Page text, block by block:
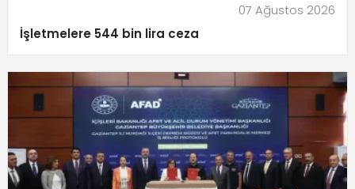
07 Ağustos 2026
İşletmelere 544 bin lira ceza